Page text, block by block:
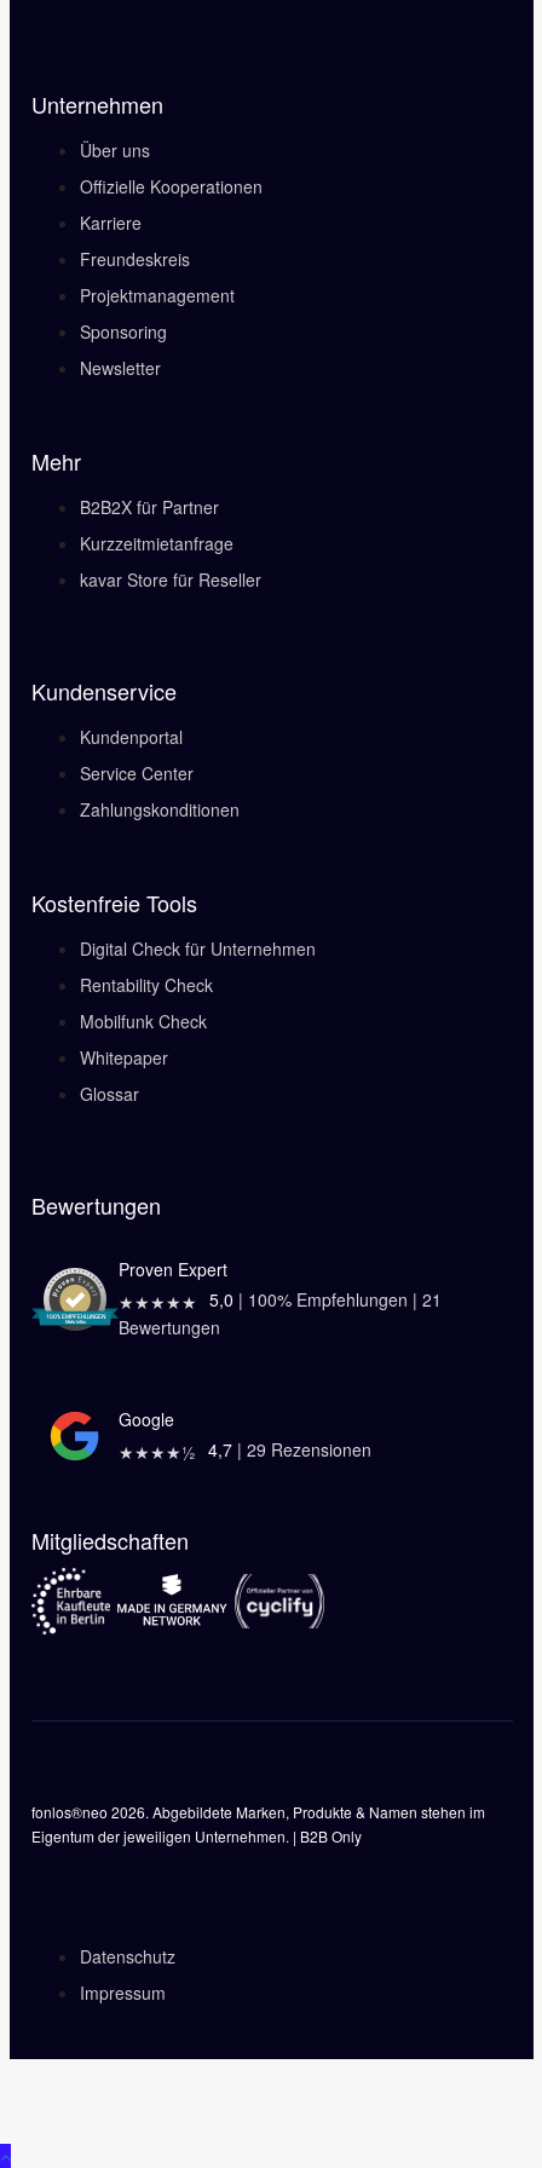
Unternehmen
Über uns
Offizielle Kooperationen
Karriere
Freundeskreis
Projektmanagement
Sponsoring
Newsletter
Mehr
B2B2X für Partner
Kurzzeitmietanfrage
kavar Store für Reseller
Kundenservice
Kundenportal
Service Center
Zahlungskonditionen
Kostenfreie Tools
Digital Check für Unternehmen
Rentability Check
Mobilfunk Check
Whitepaper
Glossar
Bewertungen
Proven Expert
★★★★★ 5,0 | 100% Empfehlungen | 21
Bewertungen
Google
★★★★½ 4,7| 29 Rezensionen
Mitgliedschaften
fonlos®neo 2026. Abgebildete Marken, Produkte & Namen stehen im
Eigentum der jeweiligen Unternehmen. | B2B Only
Datenschutz
Impressum